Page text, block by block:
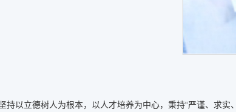
持以立德树人为根本，以人才培养为中心，秉持“严谨、求